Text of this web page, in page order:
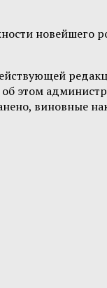
новейшего
этом
виновные